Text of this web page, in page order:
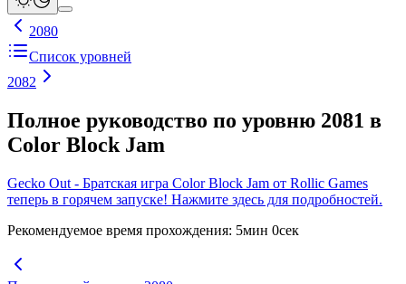
2080
Список уровней
2082
Полное руководство по уровню 2081 в
Color Block Jam
Gecko Out - Братская игра Color Block Jam от Rollic Games
теперь в горячем запуске! Нажмите здесь для подробностей.
Рекомендуемое время прохождения: 5мин 0сек